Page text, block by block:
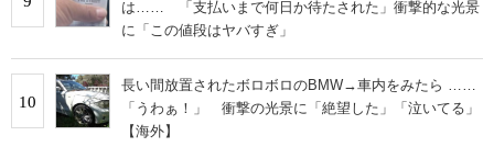
は…… 「支払いまで何日か待たされた」衝撃的な光景
に「この値段はヤバすぎ」
10
長い間放置されたボロボロのBMW→車内をみたら ……
「うわぁ！」 衝撃の光景に「絶望した」「泣いてる」
【海外】